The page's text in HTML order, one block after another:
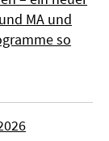
MA und
so